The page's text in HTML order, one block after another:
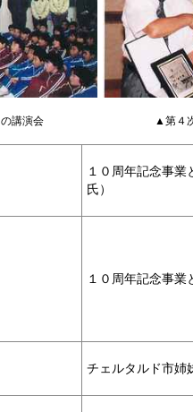
講演会 ▲第４
１０周年記念事
氏）
１０周年記念事
チェルタルド市姉